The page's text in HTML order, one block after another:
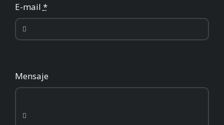
E-mail *
Mensaje